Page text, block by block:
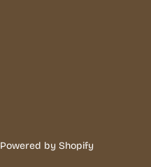
Powered by Shopify